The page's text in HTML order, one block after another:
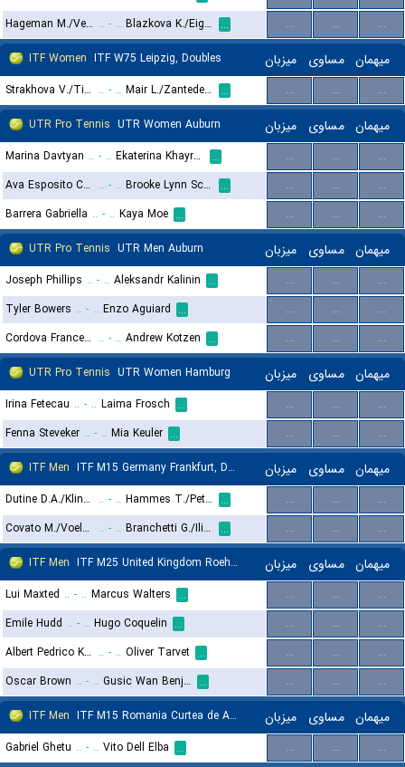
Hageman M./Veldman K. .. - .. Blazkova K./Eigelsbach E. V. ... ... ...
...
ITF Women ITF W75 Leipzig, Doubles میزبان مساوی میهمان
Strakhova V./Tikhonova A. .. - .. Mair L./Zantedeschi A. ... ... ...
...
UTR Pro Tennis UTR Women Auburn میزبان مساوی میهمان
Marina Davtyan .. - .. Ekaterina Khayrutdinova ... ... ...
...
Ava Esposito Cogan .. - .. Brooke Lynn Schafer ... ... ...
...
Barrera Gabriella .. - .. Kaya Moe ... ... ...
...
UTR Pro Tennis UTR Men Auburn میزبان مساوی میهمان
Joseph Phillips .. - .. Aleksandr Kalinin ... ... ...
...
Tyler Bowers .. - .. Enzo Aguiard ... ... ...
...
Cordova Francesco .. - .. Andrew Kotzen ... ... ...
...
UTR Pro Tennis UTR Women Hamburg میزبان مساوی میهمان
Irina Fetecau .. - .. Laima Frosch ... ... ...
...
Fenna Steveker .. - .. Mia Keuler ... ... ...
...
ITF Men ITF M15 Germany Frankfurt, Doubles میزبان مساوی میهمان
Dutine D.A./Klinkov M. .. - .. Hammes T./Petrovic D. ... ... ...
...
Covato M./Voelzke G.
.. - .. Branchetti G./Ilic J. ... ... ...
...
ITF Men ITF M25 United Kingdom Roehampton میزبان مساوی میهمان
Lui Maxted .. - .. Marcus Walters ... ... ...
...
Emile Hudd .. - .. Hugo Coquelin ... ... ...
...
Albert Pedrico Kravtsov .. - .. Oliver Tarvet ... ... ...
...
Oscar Brown .. - .. Gusic Wan Benjamin ... ... ...
...
ITF Men ITF M15 Romania Curtea de Arges میزبان مساوی میهمان
Gabriel Ghetu .. - .. Vito Dell Elba ... ... ... ...